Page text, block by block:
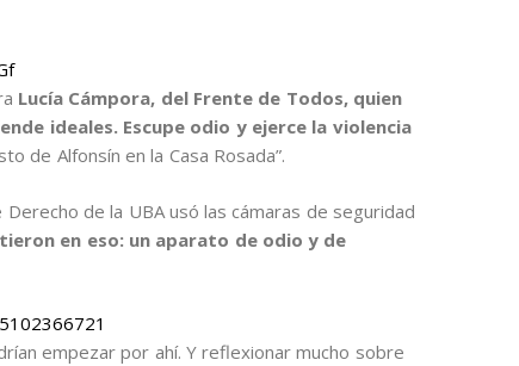
Lucía Cámpora, del Frente de Todos, quien
ideales. Escupe odio y ejerce la violencia
de Alfonsín en la Casa Rosada”.
de la UBA usó las cámaras de seguridad
en eso: un aparato de odio y de
empezar por ahí. Y reflexionar mucho sobre